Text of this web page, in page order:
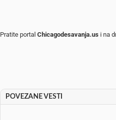
Pratite portal Chicagodesavanja.us i na
POVEZANE VESTI